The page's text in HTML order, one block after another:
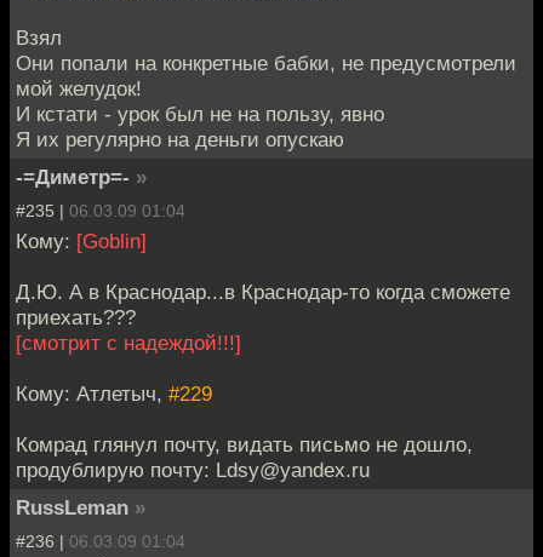
Взял
Они попали на конкретные бабки, не предусмотрели
мой желудок!
И кстати - урок был не на пользу, явно
Я их регулярно на деньги опускаю
-=Диметр=- »
#235 | 06.03.09 01:04
Кому: [Goblin]
Д.Ю. А в Краснодар...в Краснодар-то когда сможете
приехать???
[смотрит с надеждой!!!]
Кому: Атлетыч, #229
Комрад глянул почту, видать письмо не дошло,
продублирую почту: Ldsy@yandex.ru
RussLeman »
#236 | 06.03.09 01:04